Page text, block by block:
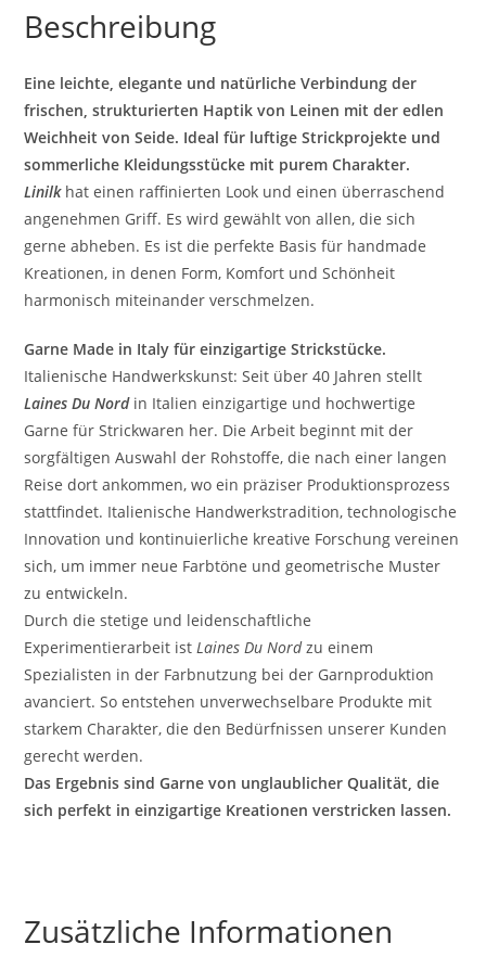
Beschreibung
Eine leichte, elegante und natürliche Verbindung der
frischen, strukturierten Haptik von Leinen mit der edlen
Weichheit von Seide. Ideal für luftige Strickprojekte und
sommerliche Kleidungsstücke mit purem Charakter.
Linilkhat einen raffinierten Look und einen überraschend
angenehmen Griff. Es wird gewählt von allen, die sich
gerne abheben. Es ist die perfekte Basis für handmade
Kreationen, in denen Form, Komfort und Schönheit
harmonisch miteinander verschmelzen.
Garne Made in Italy für einzigartige Strickstücke.
Italienische Handwerkskunst: Seit über 40 Jahren stellt
Laines Du Nordin Italien einzigartige und hochwertige
Garne für Strickwaren her. Die Arbeit beginnt mit der
sorgfältigen Auswahl der Rohstoffe, die nach einer langen
Reise dort ankommen, wo ein präziser Produktionsprozess
stattfindet. Italienische Handwerkstradition, technologische
Innovation und kontinuierliche kreative Forschung vereinen
sich, um immer neue Farbtöne und geometrische Muster
zu entwickeln.
Durch die stetige und leidenschaftliche
Experimentierarbeit istLaines Du Nordzu einem
Spezialisten in der Farbnutzung bei der Garnproduktion
avanciert. So entstehen unverwechselbare Produkte mit
starkem Charakter, die den Bedürfnissen unserer Kunden
gerecht werden.
Das Ergebnis sind Garne von unglaublicher Qualität, die
sich perfekt in einzigartige Kreationen verstricken lassen.
Zusätzliche Informationen